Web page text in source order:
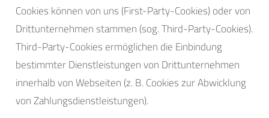
Cookies können von uns (First-Party-Cookies) oder von
Drittunternehmen stammen (sog. Third-Party-Cookies).
Third-Party-Cookies ermöglichen die Einbindung
bestimmter Dienstleistungen von Drittunternehmen
innerhalb von Webseiten (z. B. Cookies zur Abwicklung
von Zahlungsdienstleistungen).